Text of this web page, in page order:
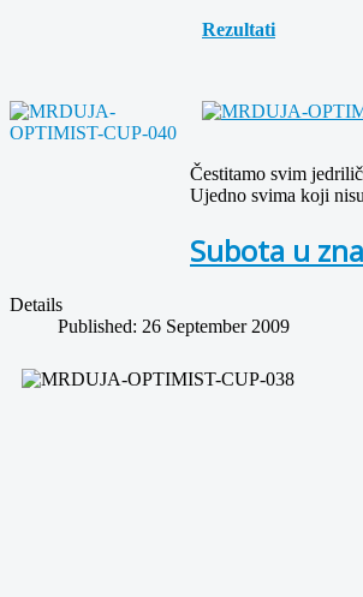
Rezultati
Čestitamo svim
Ujedno svima koji
Subota u
Details
Published: 26 September 2009